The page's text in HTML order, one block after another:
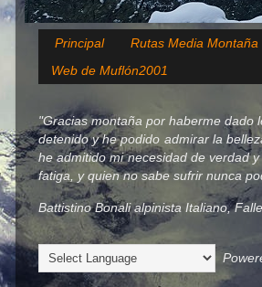
Principal Rutas Media Montaña
Web de Muflón2001
"Gracias montaña por haberme
detenido y he podido admirar la
he admitido mi necesidad de verdad
fatiga, y quien no sabe sufrir nunca
Battistino Bonali alpinista Italiano,